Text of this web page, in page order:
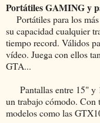
Portátiles GAMING y
Portátiles para los más
su capacidad cualquier
tiempo record. Válidos
vídeo. Juega con ellos
GTA...
Pantallas entre 15" y
un trabajo cómodo. Con
modelos como las